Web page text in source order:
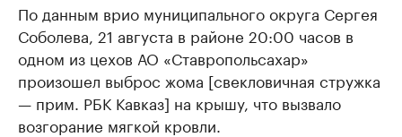
По данным врио муниципального округа Сергея
Соболева, 21 августа в районе 20:00 часов в
одном из цехов АО «Ставропольсахар»
произошел выброс жома [свекловичная стружка
— прим. РБК Кавказ] на крышу, что вызвало
возгорание мягкой кровли.